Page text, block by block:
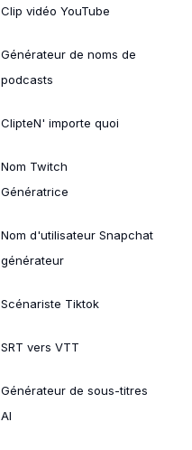
Clip vidéo YouTube
Générateur de noms de
podcasts
ClipteN' importe quoi
Nom Twitch
Génératrice
Nom d'utilisateur Snapchat
générateur
Scénariste Tiktok
SRT vers VTT
Générateur de sous-titres
AI